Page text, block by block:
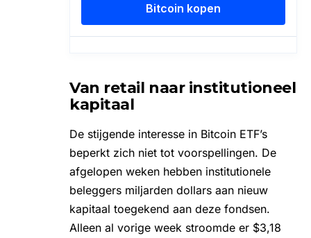
Van retail naar institutioneel
kapitaal
De stijgende interesse in Bitcoin ETF’s
beperkt zich niet tot voorspellingen. De
afgelopen weken hebben institutionele
beleggers miljarden dollars aan nieuw
kapitaal toegekend aan deze fondsen.
Alleen al vorige week stroomde er $3,18